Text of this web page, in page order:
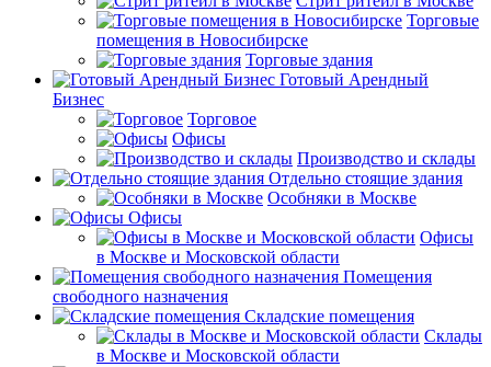
Торговые
помещения в Новосибирске
Торговые здания
Готовый Арендный
Бизнес
Торговое
Офисы
Производство и склады
Отдельно стоящие здания
Особняки в Москве
Офисы
Офисы
в Москве и Московской области
Помещения
свободного назначения
Складские помещения
Склады
в Москве и Московской области